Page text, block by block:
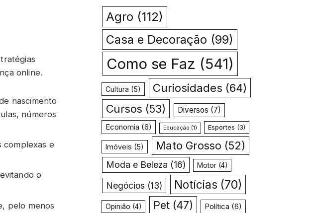
online.
nascimento
números
complexas e
o
pelo menos
Agro (112)
Casa e Decoração (99)
Como se Faz (541)
Cultura (5) Curiosidades (64)
Cursos (53) Diversos (7)
Economia (6) Educação (1) Esportes (3)
Imóveis (5) Mato Grosso (52)
Moda e Beleza (16) Motor(4)
Negócios (13) Notícias (70)
Opinião (4) Pet(47) Política (6)